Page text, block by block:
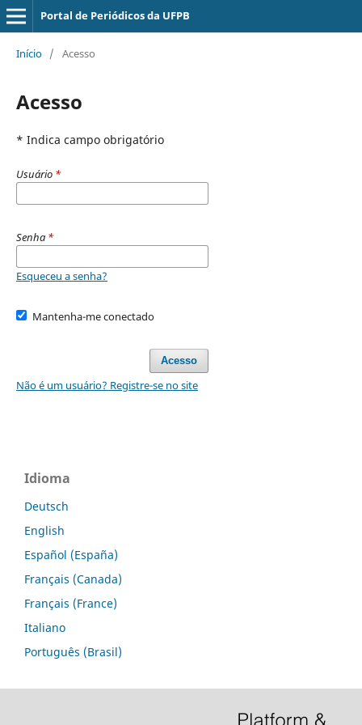
Portal de Periódicos da UFPB
Início / Acesso
Acesso
* Indica campo obrigatório
Usuário *
Senha *
Esqueceu a senha?
Mantenha-me conectado
Acesso
Não é um usuário? Registre-se no site
Idioma
Deutsch
English
Español (España)
Français (Canada)
Français (France)
Italiano
Português (Brasil)